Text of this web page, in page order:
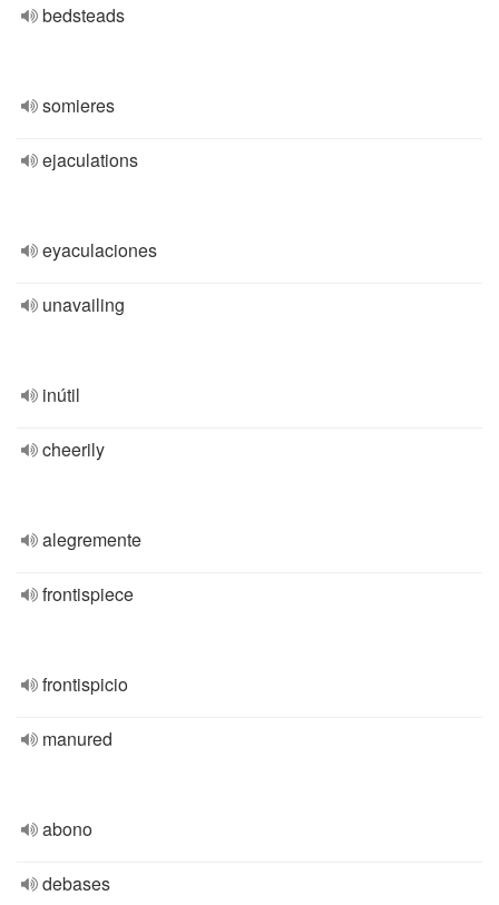
bedsteads
somieres
ejaculations
eyaculaciones
unavailing
inútil
cheerily
alegremente
frontispiece
frontispicio
manured
abono
debases